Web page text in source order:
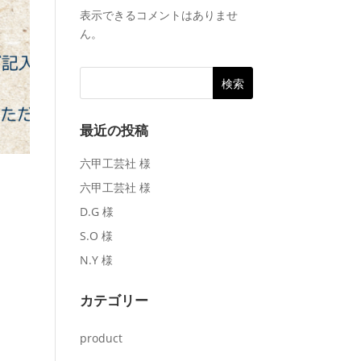
表示できるコメントはありませ
ん。
最近の投稿
六甲工芸社 様
六甲工芸社 様
D.G 様
S.O 様
N.Y 様
カテゴリー
product